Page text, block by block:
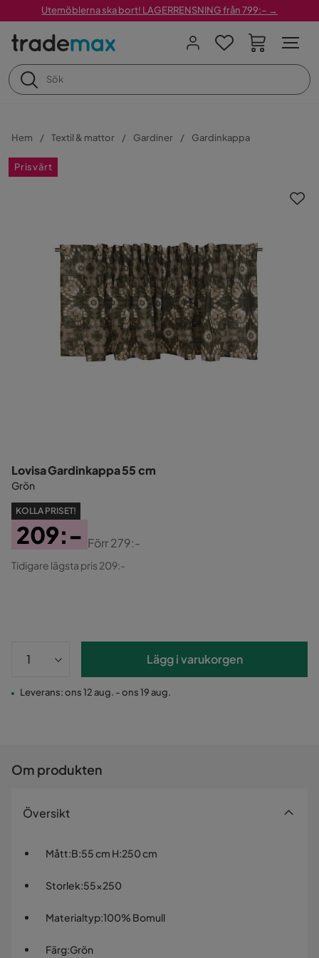
Utemöblerna ska bort! LAGERRENSNING från 799:– →
Hem Textil & mattor Gardiner Gardinkappa
Prisvärt
Lovisa Gardinkappa 55 cm
Grön
KOLLA PRISET!
Pris
209:-
Original
Förr279:-
Tidigare lägsta pris 209:-
Lägg i varukorgen
Leverans: ons 12 aug. - ons 19 aug.
Om produkten
Översikt
Mått:B:55 cm H:250 cm
Storlek:55x250
Materialtyp:100% Bomull
Färg:Grön